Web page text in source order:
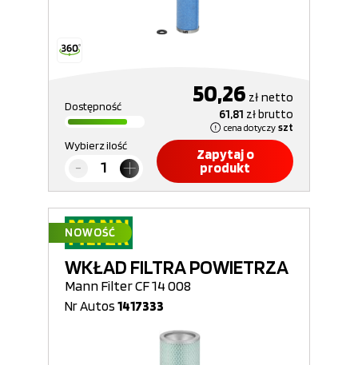
Dostępność 50,26 złnetto
61,81 złbrutto
cena dotyczy szt
Wybierz ilość
Zapytaj o
produkt
NOWOŚĆ
WKŁAD FILTRA POWIETRZA
Mann Filter CF 14 008
Nr Autos 1417333